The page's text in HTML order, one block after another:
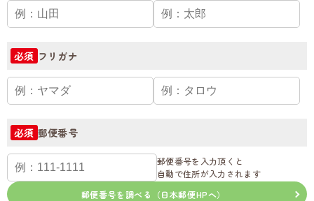
必須 フリガナ
必須 郵便番号
郵便番号を入力頂くと
自動で住所が入力されます
郵便番号を調べる（日本郵便HPへ）